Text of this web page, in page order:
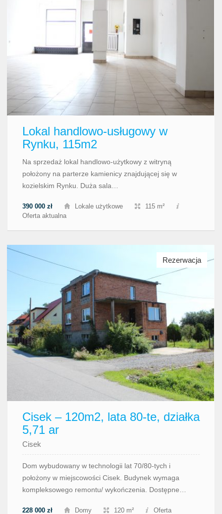
Lokal handlowo-usługowy w
Rynku, 115m2
Na sprzedaż lokal handlowo-użytkowy z witryną
położony na parterze kamienicy znajdującej się w
kozielskim Rynku. Duża sala…
390 000 zł Lokale użytkowe
115 m²
Oferta aktualna
Rezerwacja
Cisek – 120m2, lata 80-te, działka
5,71 ar
Cisek
Dom wybudowany w technologii lat 70/80-tych i
położony w miejscowości Cisek. Budynek wymaga
kompleksowego remontu/ wykończenia. Dostępne…
228 000 zł Domy 120 m² Oferta